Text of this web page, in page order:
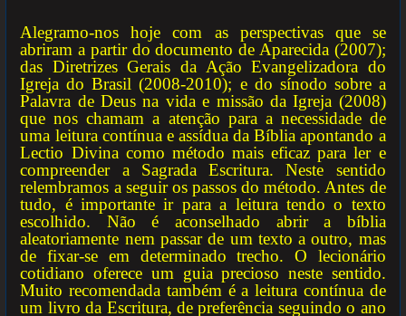
Alegramo-nos hoje com as perspectivas que se
abriram a partir do documento de Aparecida (2007);
das Diretrizes Gerais da Ação Evangelizadora do
Igreja do Brasil (2008-2010); e do sínodo sobre a
Palavra de Deus na vida e missão da Igreja (2008)
que nos chamam a atenção para a necessidade de
uma leitura contínua e assídua da Bíblia apontando a
Lectio Divina como método mais eficaz para ler e
compreender a Sagrada Escritura. Neste sentido
relembramos a seguir os passos do método. Antes de
tudo, é importante ir para a leitura tendo o texto
escolhido. Não é aconselhado abrir a bíblia
aleatoriamente nem passar de um texto a outro, mas
de fixar-se em determinado trecho. O lecionário
cotidiano oferece um guia precioso neste sentido.
Muito recomendada também é a leitura contínua de
um livro da Escritura, de preferência seguindo o ano